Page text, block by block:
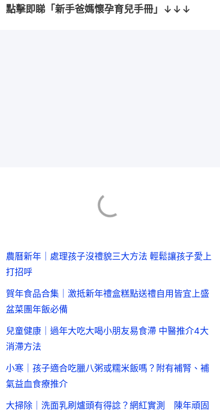
點擊即睇「新手爸媽懷孕育兒手冊」↓↓↓
農曆新年｜處理孩子沒禮貌三大方法 輕鬆讓孩子愛上
打招呼
賀年食品合集｜激抵新年禮盒糕點送禮自用皆宜上盛
盆菜團年飯必備
兒童健康｜過年大吃大喝小朋友易食滯 中醫推介4大
消滯方法
小寒｜孩子適合吃臘八粥或糯米飯嗎？附有補腎、補
氣益血食療推介
大掃除｜洗面乳刷爐頭有得諗？網紅實測 陳年頑固